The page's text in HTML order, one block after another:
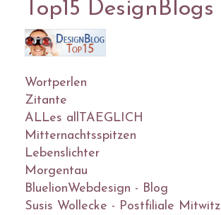
Top15 DesignBlogs
Wortperlen
Zitante
ALLes allTAEGLICH
Mitternachtsspitzen
Lebenslichter
Morgentau
BluelionWebdesign - Blog
Susis Wollecke - Postfiliale Mitwitz